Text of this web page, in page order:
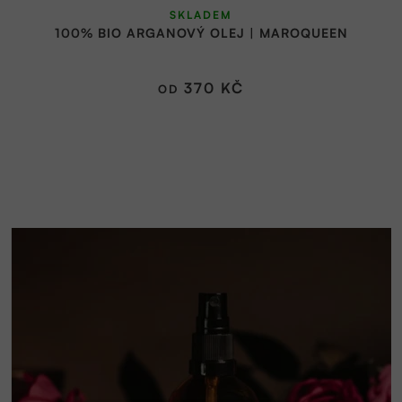
100% BIO ARGANOVÝ OLEJ | MAROQUEEN
hodnocení
produktu
SKLADEM
OD 370 KČ